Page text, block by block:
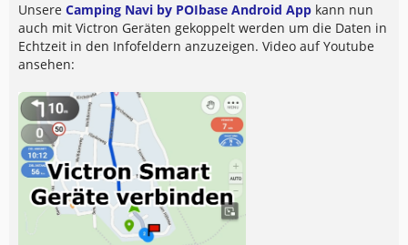
Unsere Camping Navi by POIbase Android App kann nun
auch mit Victron Geräten gekoppelt werden um die Daten in
Echtzeit in den Infofeldern anzuzeigen. Video auf Youtube
ansehen: